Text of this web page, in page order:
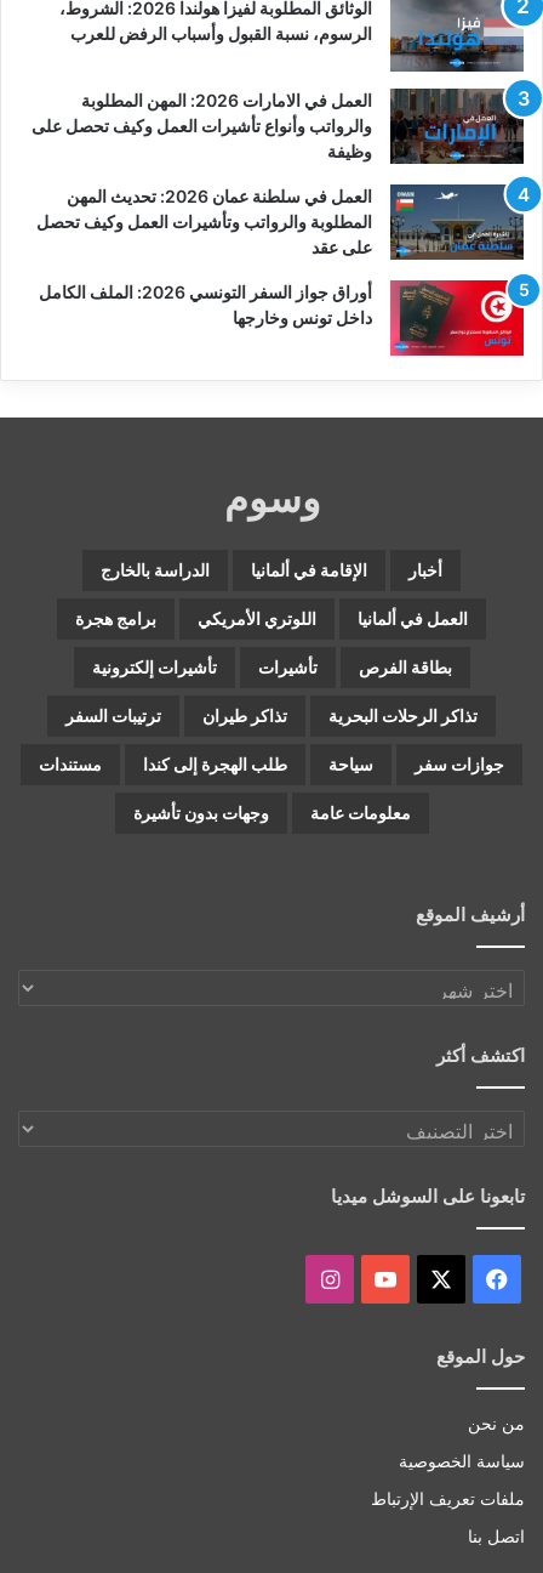
الوثائق المطلوبة لفيزا هولندا 2026: الشروط،
الرسوم، نسبة القبول وأسباب الرفض للعرب
العمل في الامارات 2026: المهن المطلوبة
والرواتب وأنواع تأشيرات العمل وكيف تحصل على
وظيفة
العمل في سلطنة عمان 2026: تحديث المهن
المطلوبة والرواتب وتأشيرات العمل وكيف تحصل
على عقد
أوراق جواز السفر التونسي 2026: الملف الكامل
داخل تونس وخارجها
وسوم
أخبار الإقامة في ألمانيا الدراسة بالخارج
العمل في ألمانيا اللوتري الأمريكي برامج هجرة
بطاقة الفرص تأشيرات تأشيرات إلكترونية
تذاكر الرحلات البحرية تذاكر طيران ترتيبات السفر
جوازات سفر سياحة طلب الهجرة إلى كندا مستندات
معلومات عامة وجهات بدون تأشيرة
أرشيف الموقع
أرشيف
اكتشف أكثر
اكتشف
تابعونا على السوشل ميديا
فيسبوك ‫YouTubeانستقرام
حول الموقع
من نحن
سياسة الخصوصية
ملفات تعريف الإرتباط
اتصل بنا